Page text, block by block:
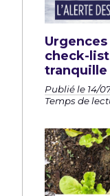
check-list
tranquille
Publié le 14/
Temps de